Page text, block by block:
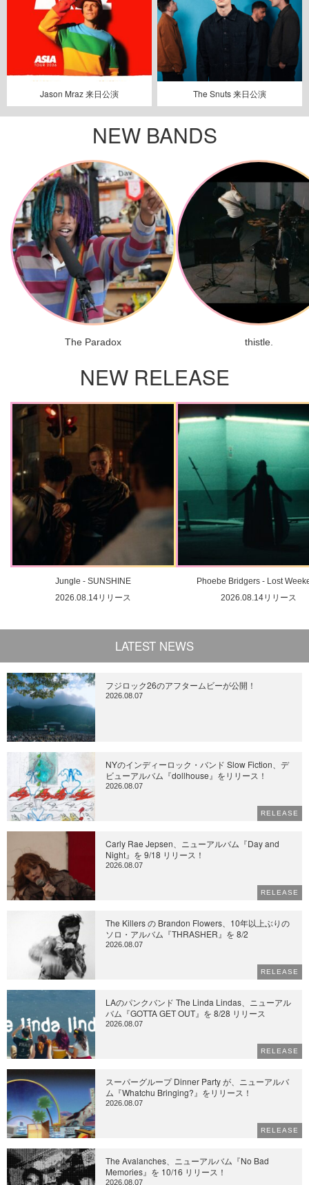
Jason Mraz 来日公演 The Snuts 来日公演
NEW BANDS
The Paradox thistle.
NEW RELEASE
Jungle - SUNSHINE
2026.08.14リリース
Phoebe Bridgers - Lost
2026.08.14リリース
LATEST NEWS
フジロック26のアフタームビーが公開！
2026.08.07
NYのインディーロック・バンド Slow Fiction、デ
ビューアルバム『dollhouse』をリリース！
2026.08.07
RELEASE
Carly Rae Jepsen、ニューアルバム『Day and
Night』を 9/18 リリース！
2026.08.07
RELEASE
The Killers の Brandon Flowers、10年以上ぶりの
ソロ・アルバム『THRASHER』を 8/2
2026.08.07
RELEASE
LAのパンクバンド The Linda Lindas、ニューアル
バム『GOTTA GET OUT』を 8/28 リリース
2026.08.07
RELEASE
スーパーグループ Dinner Party が、ニューアルバ
ム『Whatchu Bringing?』をリリース！
2026.08.07
RELEASE
The Avalanches、ニューアルバム『No Bad
Memories』を 10/16 リリース！
2026.08.07